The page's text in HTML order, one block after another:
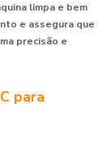
limpa e bem
e assegura que
precisão e
para